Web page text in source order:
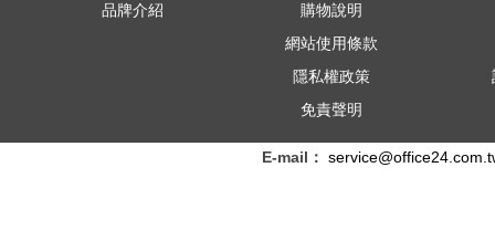
品牌介紹
購物說明
網站使用條款
隱私權政策
免責聲明
E-mail：